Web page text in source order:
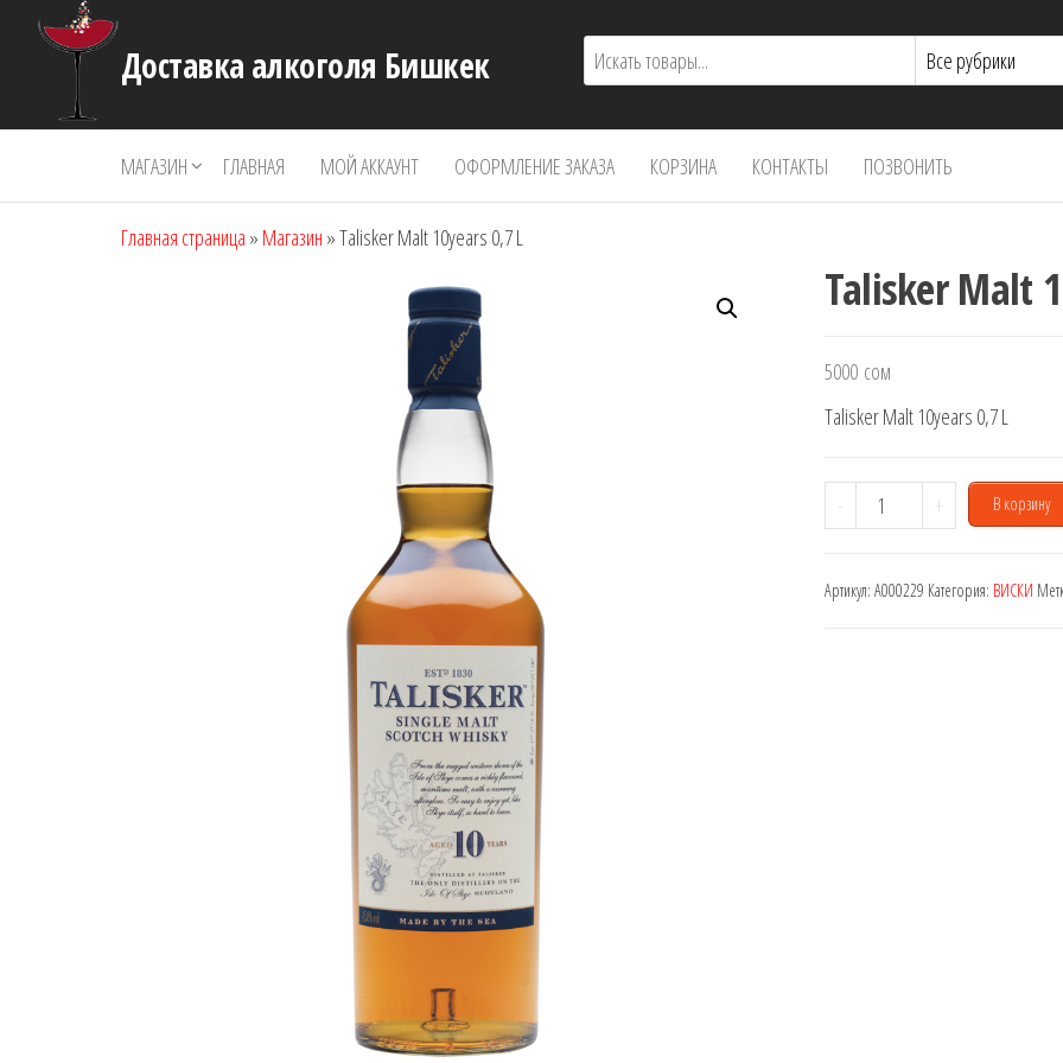
Перейти
Доставка алкоголя Бишкек
МАГАЗИН ГЛАВНАЯ МОЙ АККАУНТ ОФОРМЛЕНИЕ ЗАКАЗА КОРЗИНА КОНТАКТЫ ПОЗВОНИТЬ
Главная страница » Магазин »Talisker Malt 10years 0,7 L
Talisker Malt
5000 сом
Talisker Malt 10years 0,7 L
-
Количество
товара
Malt
+ В корзину
Артикул: A000229 Категория: ВИСКИ